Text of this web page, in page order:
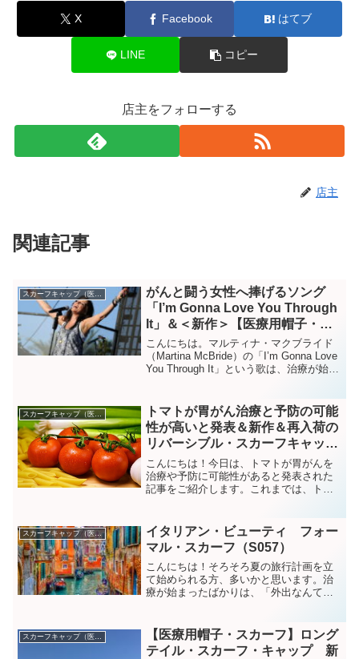
X Facebook はてブ
LINE コピー
店主をフォローする
店主
関連記事
スカーフキャップ（医療帽子）
がんと闘う女性へ捧げるソング
「I’m Gonna Love You Through
It」＆＜新作＞【医療用帽子・ケ
ア帽子】裏地は頭皮にやさしいオ
ーガニックコットン100％ 肩ま
でカバー・ショート丈・スカー
こんにちは。マルティナ・マクブライド
（Martina McBride）の「I’m Gonna Love
You Through It」という歌は、治療が始ま
まり知られ...
トマトが胃がん治療と予防の可能
性が高いと発表＆新作＆再入荷の
リバーシブル・スカーフキャップ
3点
こんにちは！今日は、トマトが胃がんを
治療や予防に可能性があると発表された
記事をご紹介します。これまでは、トマ
トマトが抗癌特性を有することを示唆し
てきましたが、今回（20...
スカーフキャップ（医療帽子）
イタリアン・ビューティ フォー
マル・スカーフ（S057）
こんにちは！そろそろ夏の旅行計画を立
て始められる方、多いかと思います。治
療が始まったばかりは、「外出なんて無
範囲でどんどん出かけてリフレッシュし
た方が得策です。歩くこと...
スカーフキャップ（医療帽子）
【医療用帽子・スカーフ】ロング
テイル・スカーフ・キャップ 新